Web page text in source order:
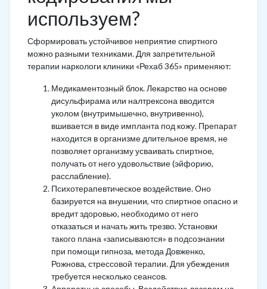
используем?
Сформировать устойчивое неприятие спиртного
можно разными техниками. Для запретительной
терапии наркологи клиники «Рехаб 365» применяют:
Медикаментозный блок. Лекарство на основе
дисульфирама или налтрексона вводится
уколом (внутримышечно, внутривенно),
вшивается в виде импланта под кожу. Препарат
находится в организме длительное время, не
позволяет организму усваивать спиртное,
получать от него удовольствие (эйфорию,
расслабление).
Психотерапевтическое воздействие. Оно
базируется на внушении, что спиртное опасно и
вредит здоровью, необходимо от него
отказаться и начать жить трезво. Установки
такого плана «записываются» в подсознании
при помощи гипноза, метода Довженко,
Рожнова, стрессовой терапии. Для убеждения
требуется несколько сеансов.